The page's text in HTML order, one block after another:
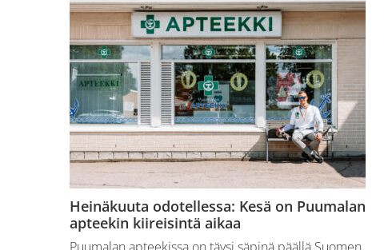
Heinäkuuta odotellessa: Kesä on Puumalan
apteekin kiireisintä aikaa